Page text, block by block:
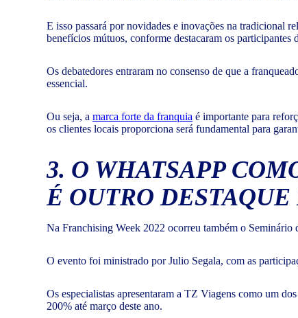
E isso passará por novidades e inovações na tradicional
benefícios mútuos, conforme destacaram os participantes
Os debatedores entraram no consenso de que a
essencial.
Ou seja, a marca forte da franquia é importante para
os clientes locais proporciona será fundamental para
3. O WHATSAPP
É OUTRO
Na Franchising Week 2022 ocorreu também o Seminário
O evento foi ministrado por Julio Segala, com as
Os especialistas apresentaram a TZ Viagens como um dos
200% até março deste ano.